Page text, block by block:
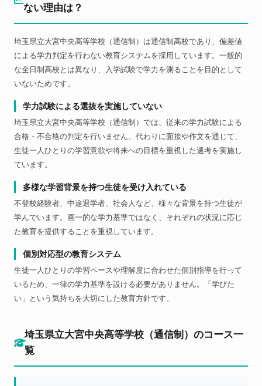
ない理由は？
埼玉県立大宮中央高等学校（通信制）は通信制高校であり、偏差値
による学力判定を行わない教育システムを採用しています。一般的
な全日制高校とは異なり、入学試験で学力を測ることを目的として
いないためです。
学力試験による選抜を実施していない
埼玉県立大宮中央高等学校（通信制）では、従来の学力試験による
合格・不合格の判定を行いません。代わりに面接や作文を通じて、
生徒一人ひとりの学習意欲や将来への目標を重視した選考を実施し
ています。
多様な学習背景を持つ生徒を受け入れている
不登校経験者、中途退学者、社会人など、様々な背景を持つ生徒が
学んでいます。画一的な学力基準ではなく、それぞれの状況に応じ
た教育を提供することを重視しています。
個別対応型の教育システム
生徒一人ひとりの学習ペースや理解度に合わせた個別指導を行って
いるため、一律の学力基準を設ける必要がありません。「学びた
い」という気持ちを大切にした教育方針です。
埼玉県立大宮中央高等学校（通信制）のコース一
覧